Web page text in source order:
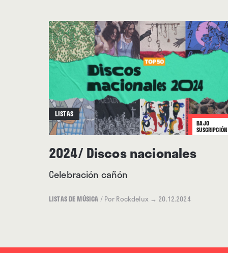
BAJO
SUSCRIPCIÓN
LISTAS
2024/ Discos nacionales
Celebración cañón
LISTAS DE MÚSICA / Por Rockdelux → 20.12.2024